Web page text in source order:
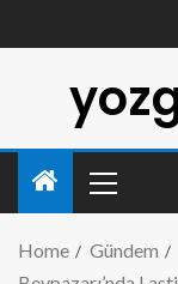
Home
Gündem